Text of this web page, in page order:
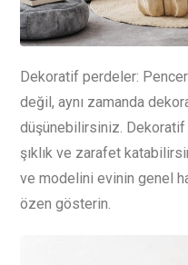
Dekoratif perdeler:
değil, aynı zamanda
düşünebilirsiniz.
şıklık ve zarafet
ve modelini evinin genel
özen gösterin.